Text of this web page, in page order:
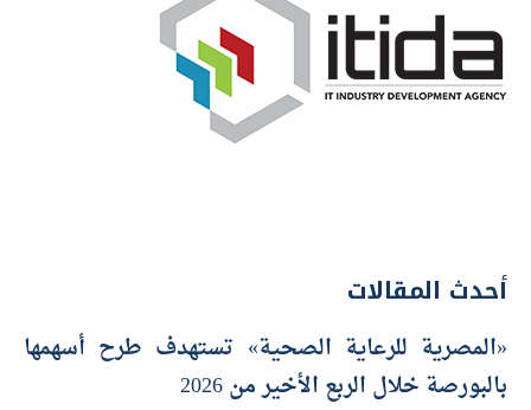
أحدث المقالات
«المصرية للرعاية الصحية» تستهدف طرح أسهمها
بالبورصة خلال الربع الأخير من 2026